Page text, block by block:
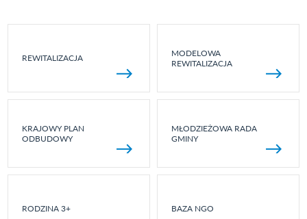
REWITALIZACJA
MODELOWA
REWITALIZACJA
KRAJOWY PLAN
ODBUDOWY
MŁODZIEŻOWA RADA
GMINY
RODZINA 3+ BAZA NGO